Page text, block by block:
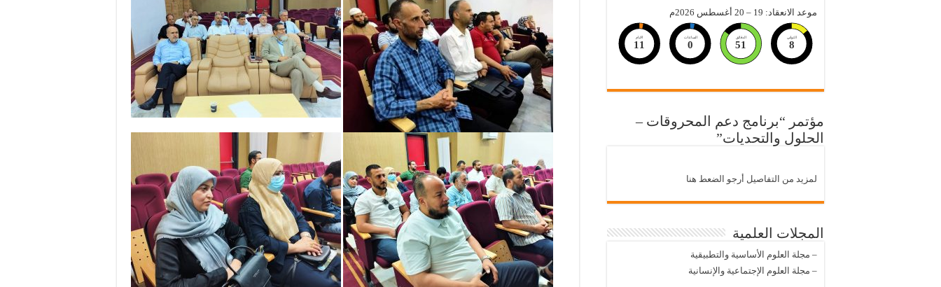
موعد الانعقاد: 19 – 20 أغسطس 2026م
الايام
11
الساعات
0
الدقائق
51
الثواني
7
مؤتمر “برنامج دعم المحروقات –
الحلول والتحديات”
لمزيد من التفاصيل أرجو الضعط هنا
المجلات العلمية
– مجلة العلوم الأساسية والتطبيقية
– مجلة العلوم الإجتماعية والإنسانية